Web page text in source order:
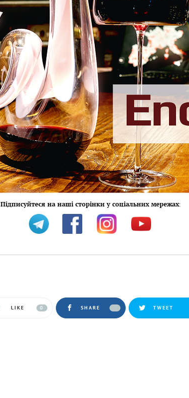
Підписуйтеся на наші сторінки у соціальних мережах:
LIKE 0 SHARE TWEET